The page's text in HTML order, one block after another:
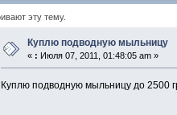
эту тему.
Куплю подводную мыльницу
« : Июля 07, 2011, 01:48:05 am »
Куплю подводную мыльницу до 2500